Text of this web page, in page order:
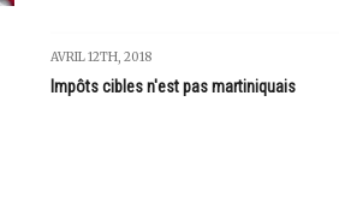
AVRIL 12TH, 2018
Impôts cibles n'est pas martiniquais